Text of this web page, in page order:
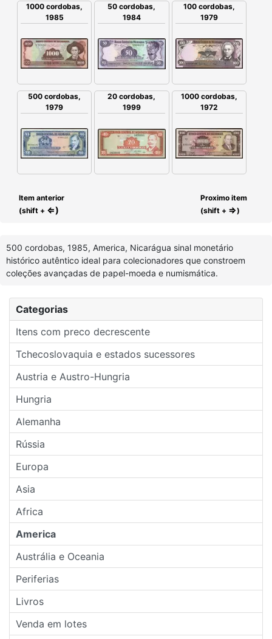
Categorias
Itens com preco decrescente
Tchecoslovaquia e estados sucessores
Austria e Austro-Hungria
Hungria
Alemanha
Rússia
Europa
Asia
Africa
America
Austrália e Oceania
Periferias
Livros
Venda em lotes
1000 cordobas,
1985
50 cordobas,
1984
100 cordobas,
1979
500 cordobas,
1979
20 cordobas,
1999
1000 cordobas,
1972
Item anterior
(shift + ⇐)
Proximo item
(shift + ⇒)
500 cordobas, 1985, America, Nicarágua sinal monetário
histórico autêntico ideal para colecionadores que constroem
coleções avançadas de papel-moeda e numismática.